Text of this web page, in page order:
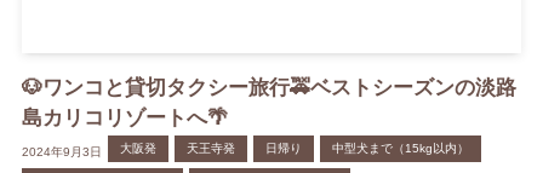
🐶ワンコと貸切タクシー旅行🚕ベストシーズンの淡路
島カリコリゾートへ🌴
2024年9月3日 大阪発 天王寺発 日帰り 中型犬まで（15kg以内）